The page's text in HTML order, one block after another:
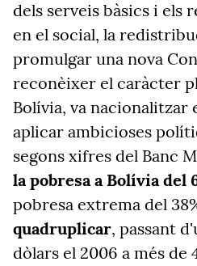
dels serveis bàsics i els
en el social, la
promulgar una nova
reconèixer el caràcter
Bolívia, va nacionalitzar
aplicar ambicioses
segons xifres del Banc
la pobresa a Bolívia del
pobresa extrema del
quadruplicar, passant
dòlars el 2006 a més de